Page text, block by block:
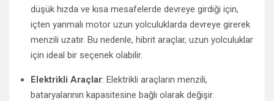
düşük hızda ve kısa mesafelerde devreye girdiği için,
içten yanmalı motor uzun yolculuklarda devreye girerek
menzili uzatır. Bu nedenle, hibrit araçlar, uzun yolculuklar
için ideal bir seçenek olabilir.
Elektrikli Araçlar: Elektrikli araçların menzili,
bataryalarının kapasitesine bağlı olarak değişir.